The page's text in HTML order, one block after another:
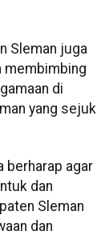
Sleman juga
membimbing
di
yang sejuk
berharap agar
dan
Sleman
dan